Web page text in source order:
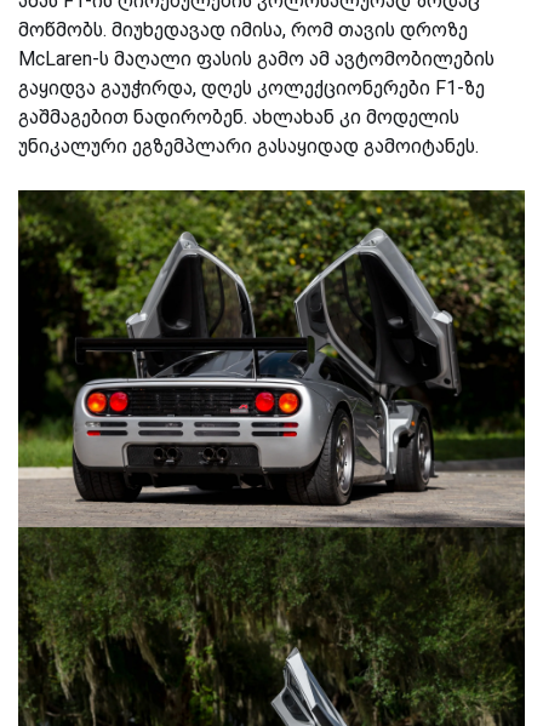
მოწმობს. მიუხედავად იმისა, რომ თავის დროზე
McLaren-ს მაღალი ფასის გამო ამ ავტომობილების
გაყიდვა გაუჭირდა, დღეს კოლექციონერები F1-ზე
გაშმაგებით ნადირობენ. ახლახან კი მოდელის
უნიკალური ეგზემპლარი გასაყიდად გამოიტანეს.